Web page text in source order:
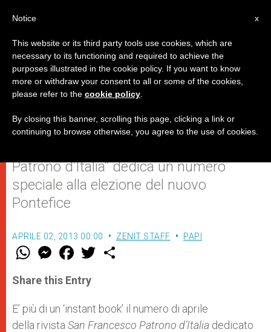
Da Francesco a Francesco,
ritorno al futuro
Patrono d’Italia” dedica un numero
speciale alla elezione del nuovo
Pontefice
APRILE 02, 2013 00:00 ZENIT STAFF PAPI
W
t
s
p
p
M
e
s
e
g
e
r
F
a
e
b
o
k
w
r
Share this Entry
E’ più di un ‘instant book’ il numero di aprile
della rivista San Francesco Patrono d’Italia dedicato
x
Notice
This website or its third party tools use cookies, which are
necessary to its functioning and required to achieve the
purposes illustrated in the cookie policy. If you want to know
more or withdraw your consent to all or some of the cookies,
please refer to the cookie policy
By closing this banner, scrolling this page, clicking a link or
continuing to browse otherwise, you agree to the use of cookies.